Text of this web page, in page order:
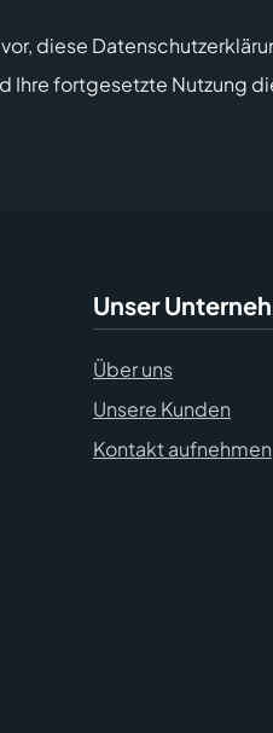
diese
Ihre fortgesetzte Nutzung
Unser
Über uns
Unsere Kunden
Kontakt aufnehmen